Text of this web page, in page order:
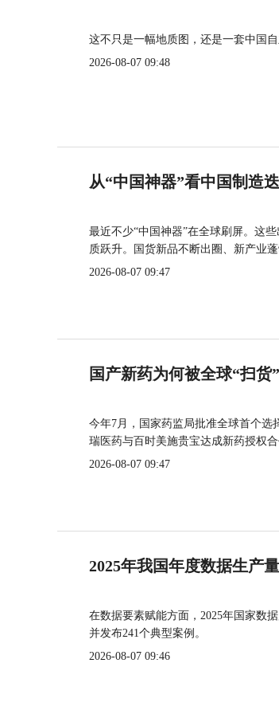
这不只是一幅地质图，还是一套中国自
2026-08-07 09:48
从“中国神器”看中国制造
最近不少“中国神器”在全球刷屏。这
质跃升。国货新品不断出圈、新产业
2026-08-07 09:47
国产新药为何被全球“扫货”
今年7月，国家药监局批准全球首个选
瑞医药与百时美施贵宝达成新药授权
2026-08-07 09:47
2025年我国年度数据生产
在数据要素赋能方面，2025年国家数
并发布241个典型案例。
2026-08-07 09:46